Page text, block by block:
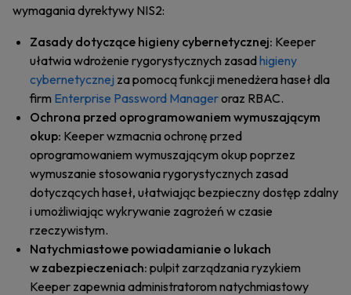
wymagania dyrektywy NIS2:
Zasady dotyczące higieny cybernetycznej: Keeper
ułatwia wdrożenie rygorystycznych zasadhigieny
cybernetycznej za pomocą funkcji menedżera haseł dla
firm Enterprise Password Manageroraz RBAC.
Ochrona przed oprogramowaniem wymuszającym
okup: Keeper wzmacnia ochronę przed
oprogramowaniem wymuszającym okup poprzez
wymuszanie stosowania rygorystycznych zasad
dotyczących haseł, ułatwiając bezpieczny dostęp zdalny
i umożliwiając wykrywanie zagrożeń w czasie
rzeczywistym.
Natychmiastowe powiadamianie o lukach
w zabezpieczeniach: pulpit zarządzania ryzykiem
Keeper zapewnia administratorom natychmiastowy